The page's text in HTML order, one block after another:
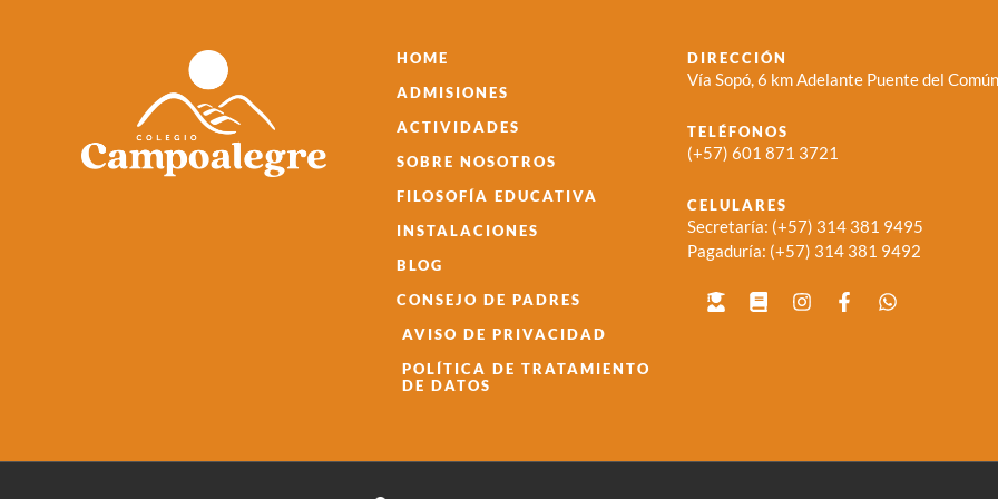
HOME
ADMISIONES
ACTIVIDADES
SOBRE NOSOTROS
FILOSOFÍA EDUCATIVA
INSTALACIONES
BLOG
CONSEJO DE PADRES
AVISO DE PRIVACIDAD
POLÍTICA DE TRATAMIENTO
DE DATOS
DIRECCIÓN
Vía Sopó, 6 km Adelante Puente del
TELÉFONOS
(+57) 601 871 3721
CELULARES
Secretaría: (+57) 314 381 9495
Pagaduría: (+57) 314 381 9492